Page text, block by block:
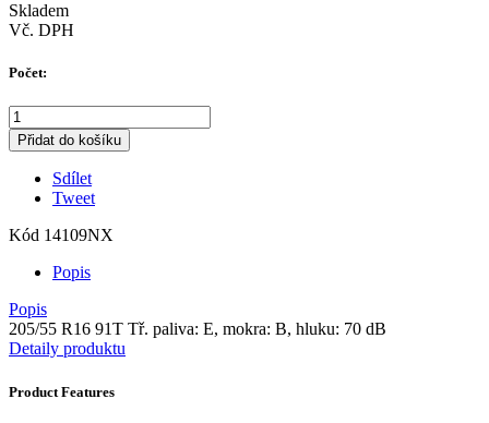
Skladem
Vč. DPH
Počet:
Přidat do košíku
Sdílet
Tweet
Kód 14109NX
Popis
Popis
205/55 R16 91T Tř. paliva: E, mokra: B, hluku: 70 dB
Detaily produktu
Product Features